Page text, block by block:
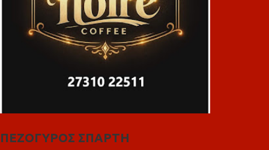
ΠΕΖΟΓΥΡΟΣ ΣΠΑΡΤΗ